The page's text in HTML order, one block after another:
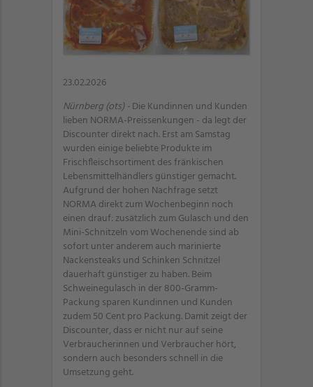
23.02.2026
Nürnberg (ots) -Die Kundinnen und Kunden
lieben NORMA-Preissenkungen - da legt der
Discounter direkt nach. Erst am Samstag
wurden einige beliebte Produkte im
Frischfleischsortiment des fränkischen
Lebensmittelhändlers günstiger gemacht.
Aufgrund der hohen Nachfrage setzt
NORMA direkt zum Wochenbeginn noch
einen drauf: zusätzlich zum Gulasch und den
Mini-Schnitzeln vom Wochenende sind ab
sofort unter anderem auch marinierte
Nackensteaks und Schinken Schnitzel
dauerhaft günstiger zu haben. Beim
Schweinegulasch in der 800-Gramm-
Packung sparen Kundinnen und Kunden
zudem 50 Cent pro Packung. Damit zeigt der
Discounter, dass er nicht nur auf seine
Verbraucherinnen und Verbraucher hört,
sondern auch besonders schnell in die
Umsetzung geht.